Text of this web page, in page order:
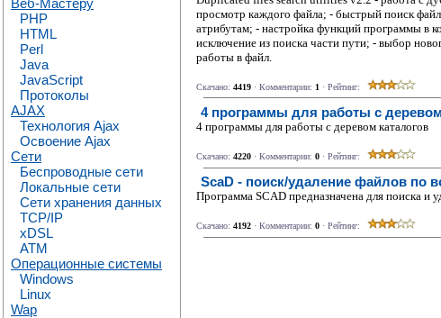
Веб-Мастеру
PHP
HTML
Perl
Java
JavaScript
Протоколы
AJAX
Технология Ajax
Освоение Ajax
Сети
Беспроводные сети
Локальные сети
Сети хранения данных
TCP/IP
xDSL
ATM
Операционные системы
Windows
Linux
Wap
просмотр каждого файла; - быстрый поиск
атрибутам; - настройка функций программы в
исключение из поиска части пути; - выбор
работы в файл.
Скачано: 4419 · Комментарии: 1 · Рейтинг:
4 программы для работы с деревом
4 программы для работы с деревом каталогов
Скачано: 4220 · Комментарии: 0 · Рейтинг:
ScaD - поиск/удаление файлов по
Программа SCAD предназначена для поиска и
Скачано: 4192 · Комментарии: 0 · Рейтинг: